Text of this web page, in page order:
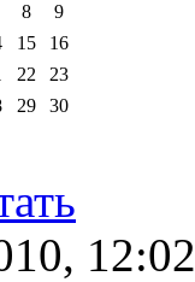
8
9
15
16
22
23
29
30
12:02